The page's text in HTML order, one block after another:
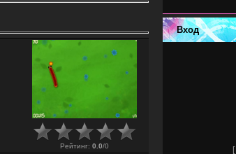
Рейтинг: 0.0/0
Вход
[